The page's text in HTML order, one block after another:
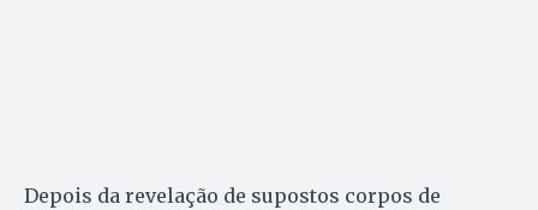
Depois da revelação de supostos corpos de